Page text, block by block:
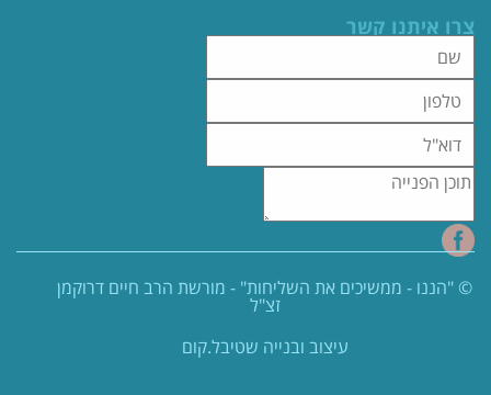
צרו איתנו קשר
© "הננו - ממשיכים את השליחות" - מורשת הרב חיים דרוקמן
זצ"ל
עיצוב ובנייה שטיבל.קום